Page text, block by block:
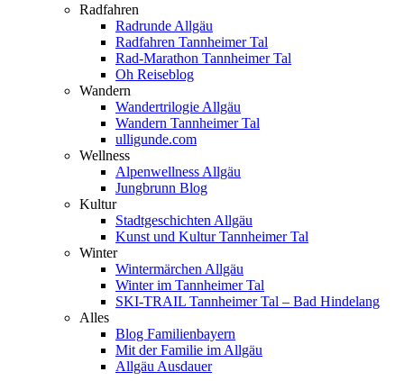
Radfahren
Radrunde Allgäu
Radfahren Tannheimer Tal
Rad-Marathon Tannheimer Tal
Oh Reiseblog
Wandern
Wandertrilogie Allgäu
Wandern Tannheimer Tal
ulligunde.com
Wellness
Alpenwellness Allgäu
Jungbrunn Blog
Kultur
Stadtgeschichten Allgäu
Kunst und Kultur Tannheimer Tal
Winter
Wintermärchen Allgäu
Winter im Tannheimer Tal
SKI-TRAIL Tannheimer Tal – Bad Hindelang
Alles
Blog Familienbayern
Mit der Familie im Allgäu
Allgäu Ausdauer